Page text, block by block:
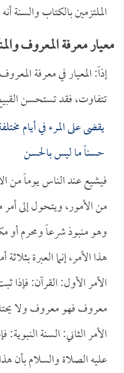
الملتزمين بالكتاب والسنة
معيار معرفة المعروف
إذاً: المعيار في معرفة
تتفاوت، فقد تستحسن
يقضى على المرء في أيام
حسناً ما ليس بالحسن
فيشيع عند الناس يوماً من
من الأمور، ويتحول إلى
وهو منبوذ شرعاً ومحرم أو
هذا الأمر، إنما العبرة بثلاثة
الأمر الأول: القرآن: فإذا
معروف فهو معروف ولا
الأمر الثاني: السنة
عليه الصلاة والسلام بأن